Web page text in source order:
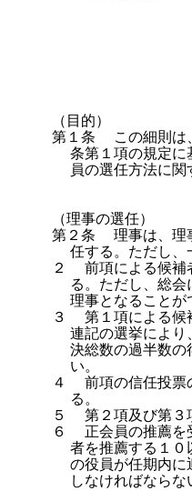
（目的）
第１条  この細則は
条第１項の規定に
員の選任方法に関
（理事の選任）
第２条  理事は、理
任する。ただし、
２  前項による候補
る。ただし、総会
理事となることが
３  第１項による候
連記の選挙により
決総数の過半数の
  い。
４  前項の信任投票
  る。
５  第２項及び第３
６  正会員の推薦を
者を推薦する１０
の役員が任期内に
しなければならな